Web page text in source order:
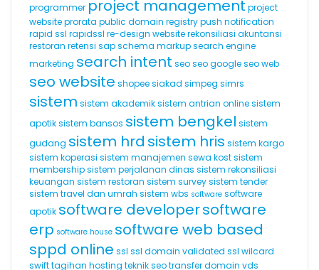
programmer project management project
websiteprorata public domain registrypush notification
rapid ssl rapidssl re-design websiterekonsiliasi akuntansi
restoran retensi sapschema markupsearch engine
marketing search intent seoseo googleseo web
seo website shopeesiakad simpeg simrs
sistem sistem akademiksistem antrian onlinesistem
apotiksistem bansos sistem bengkel sistem
gudang sistem hrd sistem hris sistem kargo
sistem koperasi sistem manajemen sewa kostsistem
membershipsistem perjalanan dinas sistem rekonsiliasi
keuangan sistem restoran sistem surveysistem tender
sistem travel dan umrah sistem wbs software software
apotik software developersoftware
erp software house software web based
sppd online ssl ssl domain validated ssl wilcard
swifttagihan hosting teknik seotransfer domain vds